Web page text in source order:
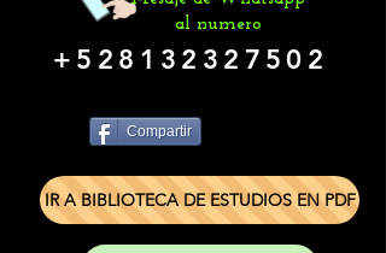
al numero
+528132327502
Compartir
IR A BIBLIOTECA DE ESTUDIOS EN PDF